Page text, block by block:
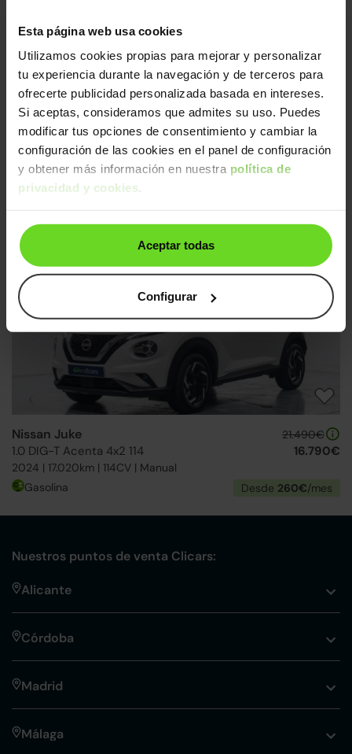
Esta página web usa cookies
Utilizamos cookies propias para mejorar y personalizar
tu experiencia durante la navegación y de terceros para
ofrecerte publicidad personalizada basada en intereses.
Si aceptas, consideramos que admites su uso. Puedes
modificar tus opciones de consentimiento y cambiar la
configuración de las cookies en el panel de configuración
y obtener más información en nuestra política de
privacidad y cookies.
Aceptar todas
Configurar
Correa nueva
Nissan Juke
Diésel /mes
24h
↓ 1.000€
Nissan Juke
1.0 DIG-T Acenta 4x2 114
2024 | 17.020km | 114CV | Manual
21.490€
16.790€
Gasolina Desde 260€/mes
Nuestros puntos de venta Clicars:
Alicante
Córdoba
Madrid
Málaga